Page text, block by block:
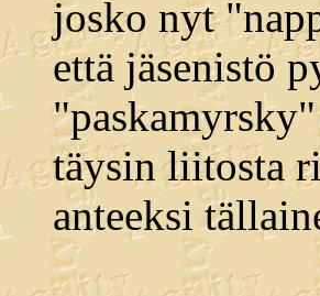
josko nyt
että jäsenistö
täysin liitosta
anteeksi